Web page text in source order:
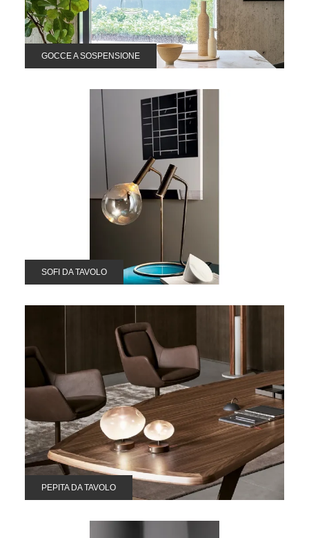
GOCCE A SOSPENSIONE
SOFI DA TAVOLO
PEPITA DA TAVOLO